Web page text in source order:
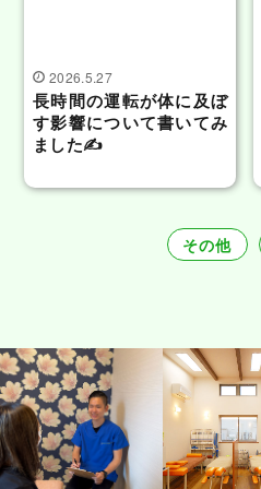
2026.5.27
長時間の運転が体に及ぼ
す影響について書いてみ
ました✍️
その他